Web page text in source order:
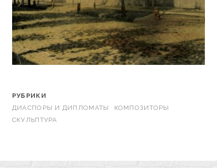
РУБРИКИ
ДИАСПОРЫ И ДИПЛОМАТЫ
КОМПОЗИТОРЫ
СКУЛЬПТУРА